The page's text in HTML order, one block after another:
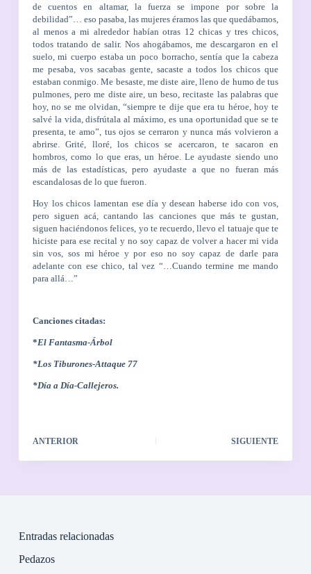
de cuentos en altamar, la fuerza se impone por sobre la
debilidad”… eso pasaba, las mujeres éramos las que quedábamos,
al menos a mi alrededor habían otras 12 chicas y tres chicos,
todos tratando de salir. Nos ahogábamos, me descargaron en el
suelo, mi cuerpo estaba un poco borracho, sentía que la cabeza
me pesaba, vos sacabas gente, sacaste a todos los chicos que
estaban conmigo. Me besaste, me diste aire, lleno de humo de tus
pulmones, pero me diste aire, un beso, recitaste las palabras que
hoy, no se me olvidan, “siempre te dije que era tu héroe, hoy te
salvé la vida, disfrútala al máximo, es una oportunidad que se te
presenta, te amo”, tus ojos se cerraron y nunca más volvieron a
abrirse. Grité, lloré, los chicos se acercaron, te sacaron en
hombros, como lo que eras, un héroe. Le ayudaste siendo uno
más de las estadísticas, pero ayudaste a que no fueran más
escandalosas de lo que fueron.
Hoy los chicos lamentan ese día y desean haberse ido con vos,
pero siguen acá, cantando las canciones que más te gustan,
siguen haciéndonos felices, yo te recuerdo, llevo el tatuaje que te
hiciste para ese recital y no soy capaz de volver a hacer mi vida
sin vos, sos mi héroe y por eso no soy capaz de darle para
adelante con ese chico, tal vez “…Cuando termine me mando
para allá…”
Canciones citadas:
*El Fantasma-Árbol
*Los Tiburones-Attaque 77
*Día a Día-Callejeros.
ANTERIOR SIGUIENTE
Entradas relacionadas
Pedazos